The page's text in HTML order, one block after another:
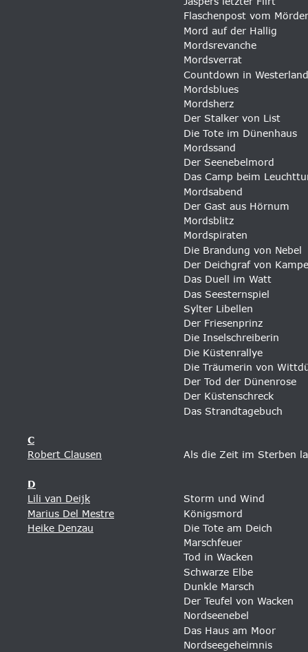
Flaschenpost vom
Mord auf der Hallig
Mordsrevanche
Mordsverrat
Countdown in
Mordsblues
Mordsherz
Der Stalker von List
Die Tote im Dünenhaus
Mordssand
Der Seenebelmord
Das Camp beim
Mordsabend
Der Gast aus Hörnum
Mordsblitz
Mordspiraten
Die Brandung von Nebel
Der Deichgraf von
Das Duell im Watt
Das Seesternspiel
Sylter Libellen
Der Friesenprinz
Die Inselschreiberin
Die Küstenrallye
Die Träumerin von
Der Tod der Dünenrose
Der Küstenschreck
Das Strandtagebuch
C
Robert Clausen
Als die Zeit im Sterben
D
Lili van Deijk
Storm und Wind
Marius Del Mestre
Königsmord
Heike Denzau
Die Tote am Deich
Marschfeuer
Tod in Wacken
Schwarze Elbe
Dunkle Marsch
Der Teufel von Wacken
Nordseenebel
Das Haus am Moor
Nordseegeheimnis